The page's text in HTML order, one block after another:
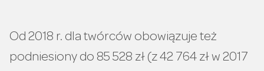
Od 2018 r. dla twórców obowiązuje też
podniesiony do 85 528 zł (z 42 764 zł w 2017